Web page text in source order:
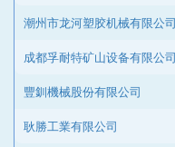
潮州市龙河塑胶机械有限公司
成都孚耐特矿山设备有限公司
豐釧機械股份有限公司
耿勝工業有限公司